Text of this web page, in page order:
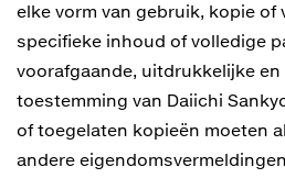
elke vorm van gebruik, kopie of
specifieke inhoud of volledige
voorafgaande, uitdrukkelijke en
toestemming van Daiichi
of toegelaten kopieën moeten
andere